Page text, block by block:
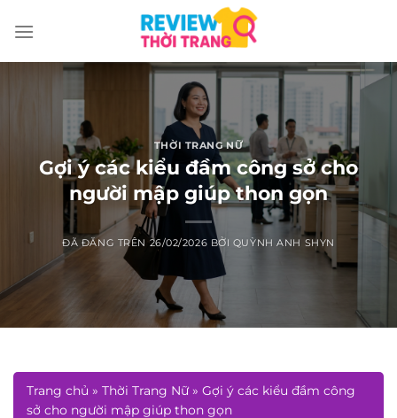
đến
THỜI TRANG NỮ
Gợi ý các kiểu đầm công sở cho
người mập giúp thon gọn
ĐÃ ĐĂNG TRÊN26/02/2026 BỞI QUỲNH ANH SHYN
Trang chủ » Thời Trang Nữ» Gợi ý các kiểu đầm công
sở cho người mập giúp thon gọn